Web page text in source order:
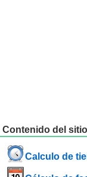
Contenido del
Calculo de